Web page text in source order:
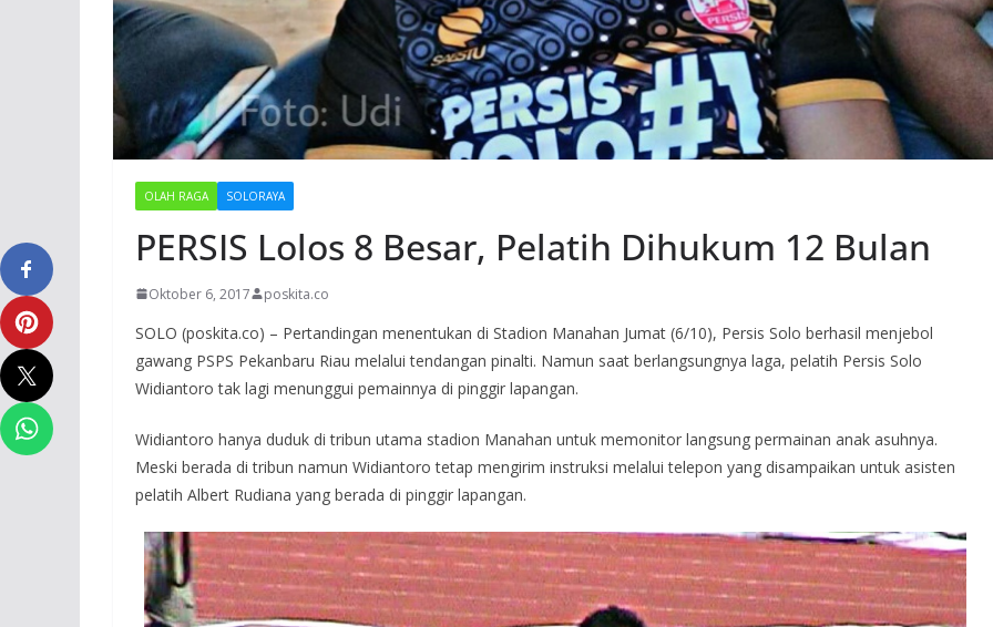
OLAH RAGA SOLORAYA
PERSIS Lolos 8 Besar, Pelatih Dihukum 12 Bulan
Oktober 6, 2017 poskita.co
SOLO (poskita.co) – Pertandingan menentukan di Stadion Manahan Jumat (6/10), Persis Solo berhasil menjebol
gawang PSPS Pekanbaru Riau melalui tendangan pinalti. Namun saat berlangsungnya laga, pelatih Persis Solo
Widiantoro tak lagi menunggui pemainnya di pinggir lapangan.
Widiantoro hanya duduk di tribun utama stadion Manahan untuk memonitor langsung permainan anak asuhnya.
Meski berada di tribun namun Widiantoro tetap mengirim instruksi melalui telepon yang disampaikan untuk asisten
pelatih Albert Rudiana yang berada di pinggir lapangan.